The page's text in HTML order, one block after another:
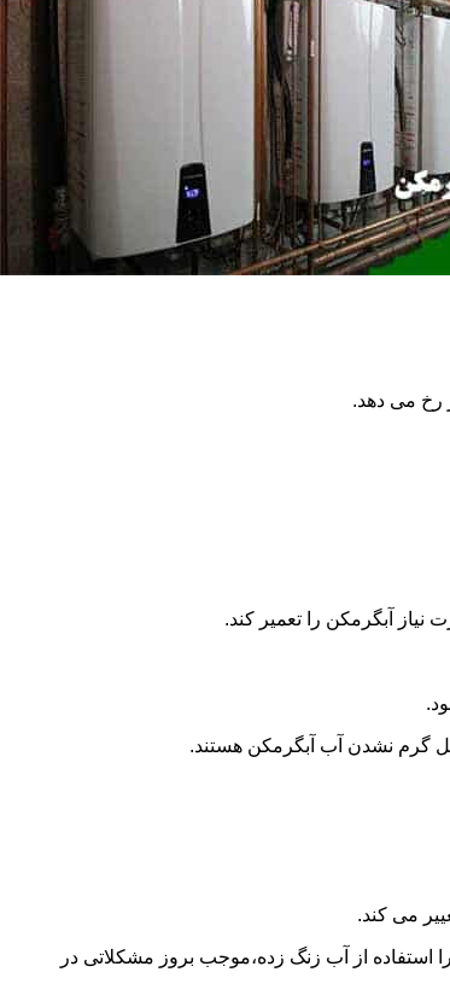
رخ می دهد.
آبگرمکن را تعمیر کند.
گرم نشدن آب آبگرمکن هستند.
می کند.
از آب زنگ زده،موجب بروز مشکلاتی در